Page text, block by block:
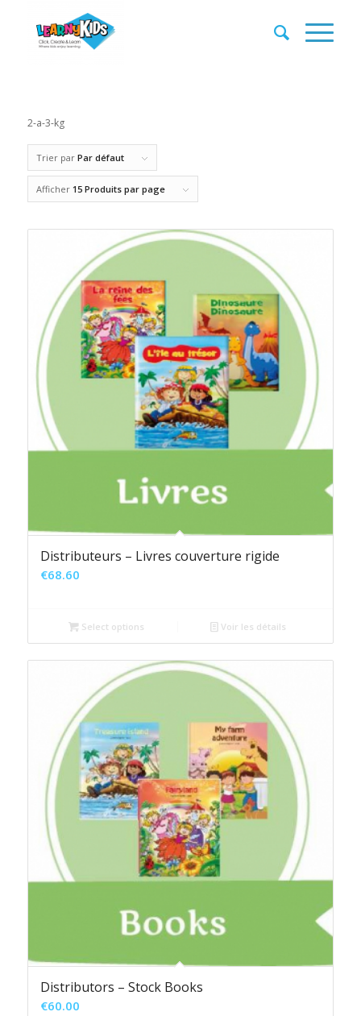
2-a-3-kg
Trier par Par défaut
Afficher 15 Produits par page
Distributeurs – Livres couverture rigide
€68.60
Select options Voir les détails
Distributors – Stock Books
€60.00